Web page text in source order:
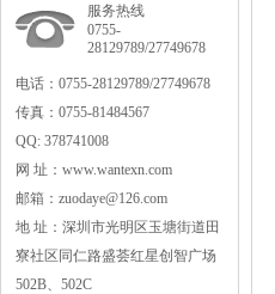
服务热线
0755-
28129789/27749678
电话：0755-28129789/27749678
传真：0755-81484567
QQ:378741008
网址：www.wantexn.com
邮箱：zuodaye@126.com
地址：深圳市光明区玉塘街道田
寮社区同仁路盛荟红星创智广场
502B、502C